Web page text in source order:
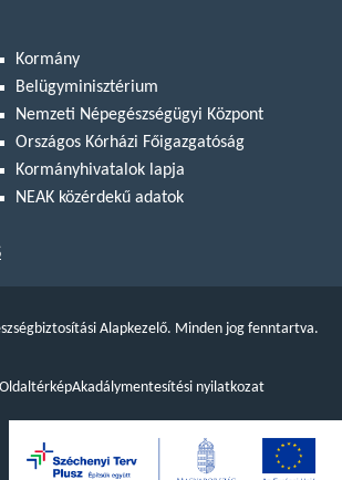
Kormány
Belügyminisztérium
Nemzeti Népegészségügyi Központ
Országos Kórházi Főigazgatóság
Kormányhivatalok lapja
NEAK közérdekű adatok
Alapkezelő. Minden jog fenntartva.
OldaltérképAkadálymentesítési nyilatkozat